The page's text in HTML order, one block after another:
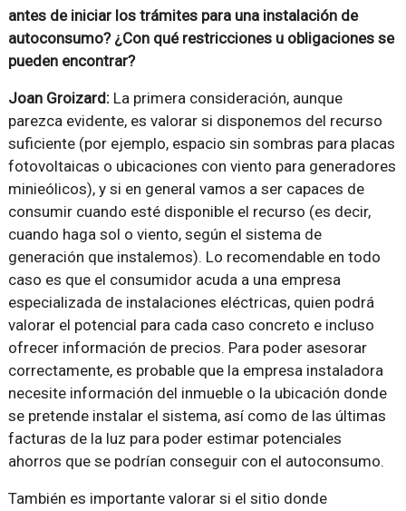
antes de iniciar los trámites para una instalación de
autoconsumo? ¿Con qué restricciones u obligaciones se
pueden encontrar?
Joan Groizard:La primera consideración, aunque
parezca evidente, es valorar si disponemos del recurso
suficiente (por ejemplo, espacio sin sombras para placas
fotovoltaicas o ubicaciones con viento para generadores
minieólicos), y si en general vamos a ser capaces de
consumir cuando esté disponible el recurso (es decir,
cuando haga sol o viento, según el sistema de
generación que instalemos). Lo recomendable en todo
caso es que el consumidor acuda a una empresa
especializada de instalaciones eléctricas, quien podrá
valorar el potencial para cada caso concreto e incluso
ofrecer información de precios. Para poder asesorar
correctamente, es probable que la empresa instaladora
necesite información del inmueble o la ubicación donde
se pretende instalar el sistema, así como de las últimas
facturas de la luz para poder estimar potenciales
ahorros que se podrían conseguir con el autoconsumo.
También es importante valorar si el sitio donde